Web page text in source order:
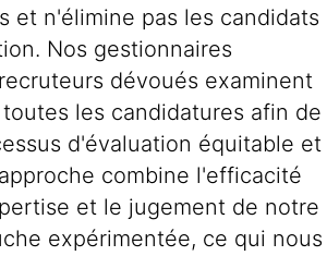
et n'élimine pas les candidats
Nos gestionnaires
dévoués examinent
les candidatures afin de
d'évaluation équitable et
combine l'efficacité
et le jugement de notre
expérimentée, ce qui nous